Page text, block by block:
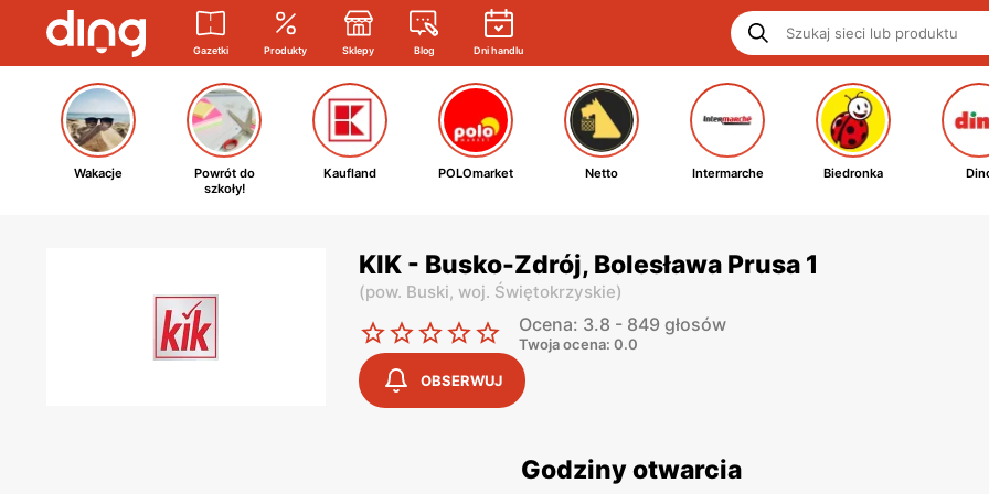
Gazetki Produkty Sklepy Blog Dni handlu
Wakacje
Powrót do
szkoły!
Kaufland POLOmarket Netto Intermarche Biedronka
KIK - Busko-Zdrój, Bolesława Prusa 1
(pow. Buski, woj. Świętokrzyskie)
Ocena: 3.8 - 849 głosów
Twoja ocena: 0.0
OBSERWUJ
Godziny otwarcia